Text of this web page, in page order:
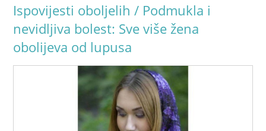
Ispovijesti oboljelih / Podmukla i
nevidljiva bolest: Sve više žena
obolijeva od lupusa